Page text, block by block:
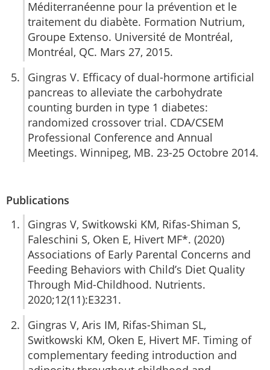
Méditerranéenne pour la prévention et le
traitement du diabète. Formation Nutrium,
Groupe Extenso. Université de Montréal,
Montréal, QC. Mars 27, 2015.
Gingras V. Efficacy of dual-hormone artificial
pancreas to alleviate the carbohydrate
counting burden in type 1 diabetes:
randomized crossover trial. CDA/CSEM
Professional Conference and Annual
Meetings. Winnipeg, MB. 23-25 Octobre 2014.
Publications
Gingras V, Switkowski KM, Rifas-Shiman S,
Faleschini S, Oken E, Hivert MF*. (2020)
Associations of Early Parental Concerns and
Feeding Behaviors with Child’s Diet Quality
Through Mid-Childhood. Nutrients.
2020;12(11):E3231.
Gingras V, Aris IM, Rifas-Shiman SL,
Switkowski KM, Oken E, Hivert MF. Timing of
complementary feeding introduction and